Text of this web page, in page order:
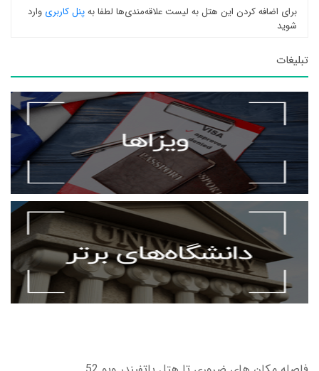
برای اضافه کردن این هتل به لیست علاقه‌مندی‌ها لطفا بهپنل کاربری وارد
شوید
تبلیغات